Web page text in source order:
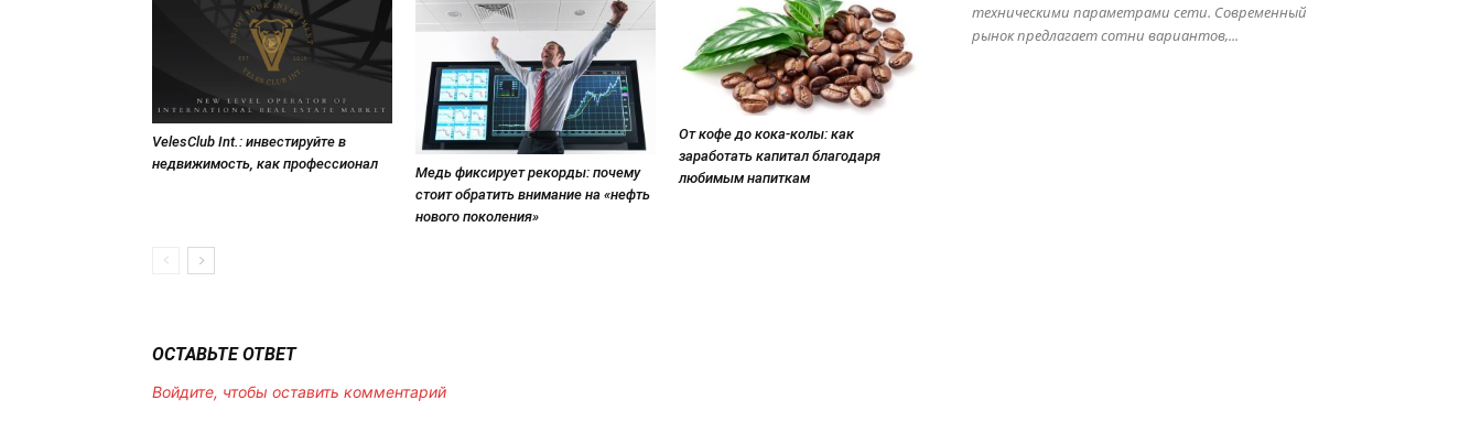
VelesClub Int.: инвестируйте в
недвижимость, как профессионал
Медь фиксирует рекорды: почему
стоит обратить внимание на «нефть
нового поколения»
От кофе до кока-колы: как
заработать капитал благодаря
любимым напиткам
ОСТАВЬТЕ ОТВЕТ
Войдите, чтобы оставить комментарий
техническими параметрами сети. Современный
рынок предлагает сотни вариантов,...